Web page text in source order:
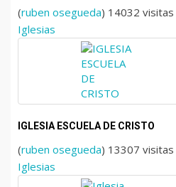
(ruben osegueda) 14032 visitas
Iglesias
IGLESIA ESCUELA DE CRISTO
(ruben osegueda) 13307 visitas
Iglesias